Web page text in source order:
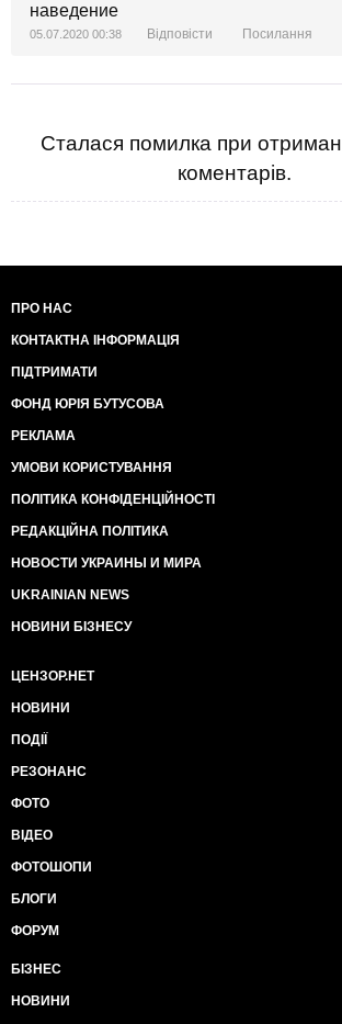
наведение
05.07.2020 00:38 Відповісти Посилання
Сталася помилка при
коментарів.
ПРО НАС
КОНТАКТНА ІНФОРМАЦІЯ
ПІДТРИМАТИ
ФОНД ЮРІЯ БУТУСОВА
РЕКЛАМА
УМОВИ КОРИСТУВАННЯ
ПОЛІТИКА КОНФІДЕНЦІЙНОСТІ
РЕДАКЦІЙНА ПОЛІТИКА
НОВОСТИ УКРАИНЫ И МИРА
UKRAINIAN NEWS
НОВИНИ БІЗНЕСУ
ЦЕНЗОР.НЕТ
НОВИНИ
ПОДІЇ
РЕЗОНАНС
ФОТО
ВІДЕО
ФОТОШОПИ
БЛОГИ
ФОРУМ
БІЗНЕС
НОВИНИ